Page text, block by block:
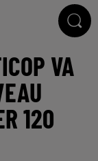
VA
120